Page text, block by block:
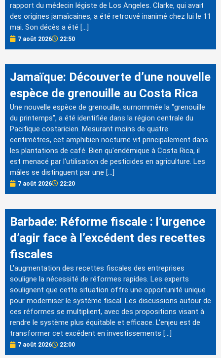
rapport du médecin légiste de Los Angeles. Clarke, qui avait
des origines jamaïcaines, a été retrouvé inanimé chez lui le 11
mai. Son décès a été […]
7 août 2026 22:50
Jamaïque: Découverte d’une nouvelle
espèce de grenouille au Costa Rica
Une nouvelle espèce de grenouille, surnommée la "grenouille
du printemps", a été identifiée dans la région centrale du
Pacifique costaricien. Mesurant moins de quatre
centimètres, cet amphibien nocturne vit principalement dans
les plantations de café. Bien qu'endémique à Costa Rica, il
est menacé par l'utilisation de pesticides en agriculture. Les
mâles se distinguent par une […]
7 août 2026 22:20
Barbade: Réforme fiscale : l’urgence
d’agir face à l’excédent des recettes
fiscales
L'augmentation des recettes fiscales des entreprises
souligne la nécessité de réformes rapides. Les experts
soulignent que cette situation offre une opportunité unique
pour moderniser le système fiscal. Les discussions autour de
ces réformes se multiplient, avec des propositions visant à
rendre le système plus équitable et efficace. L'enjeu est de
transformer cet excédent en investissements […]
7 août 2026 22:00